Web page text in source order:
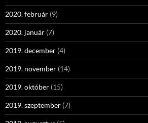
2020. február (9)
2020. január (7)
2019. december (4)
2019. november (14)
2019. október (15)
2019. szeptember (7)